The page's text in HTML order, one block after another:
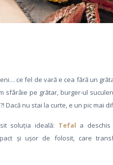
ce fel de vară e cea fără un
sfârâie pe grătar, burger-ul
Dacă nu stai la curte, e un pic mai
soluția ideală: Tefal a deschis
și ușor de folosit, care